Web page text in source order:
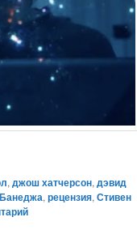
,джош хатчерсон,дэвид
,рецензия,Стивен